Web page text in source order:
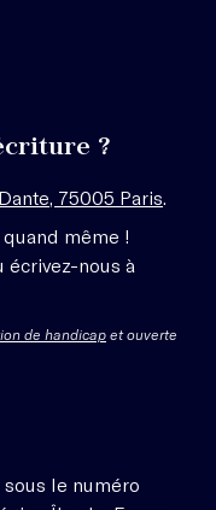
?
75005 Paris
quand même !
écrivez-nous à
de handicap et ouverte
le numéro